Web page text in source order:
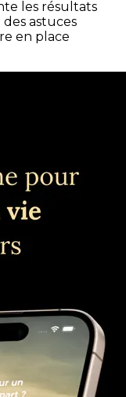
les résultats
astuces
en place